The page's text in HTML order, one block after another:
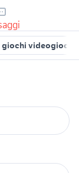
videogiochi